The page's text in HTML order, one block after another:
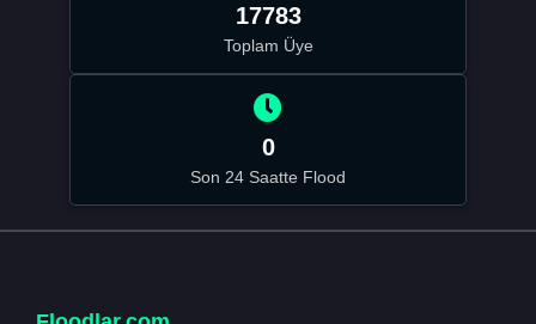
17783
Toplam Üye
0
Son 24 Saatte Flood